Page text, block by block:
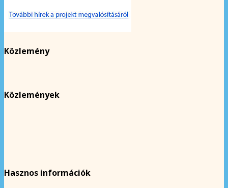
Közlemény
Közlemények
Hasznos információk